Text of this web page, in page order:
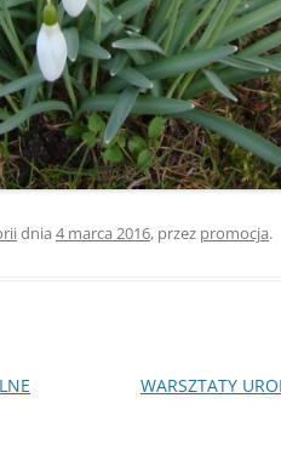
dnia 4 marca 2016, przez promocja.
WARSZTATY